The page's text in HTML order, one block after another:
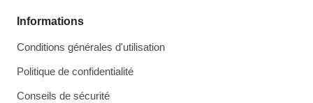
Informations
Conditions générales d'utilisation
Politique de confidentialité
Conseils de sécurité